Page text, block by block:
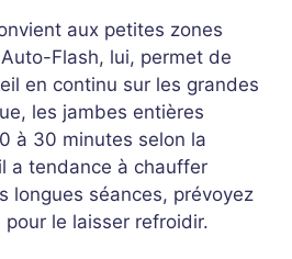
aux petites zones
Flash, lui, permet de
en continu sur les grandes
les jambes entières
à 30 minutes selon la
a tendance à chauffer
longues séances, prévoyez
le laisser refroidir.